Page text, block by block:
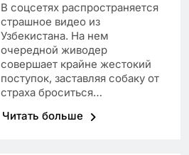
В соцсетях распространяется
страшное видео из
Узбекистана. На нем
очередной живодер
совершает крайне жестокий
поступок, заставляя собаку от
страха броситься…
Читать больше